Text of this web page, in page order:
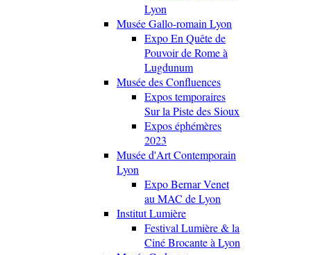
Lyon
Musée Gallo-romain Lyon
Expo En Quête de
Pouvoir de Rome à
Lugdunum
Musée des Confluences
Expos temporaires
Sur la Piste des Sioux
Expos éphémères
2023
Musée d'Art Contemporain
Lyon
Expo Bernar Venet
au MAC de Lyon
Institut Lumière
Festival Lumière & la
Ciné Brocante à Lyon